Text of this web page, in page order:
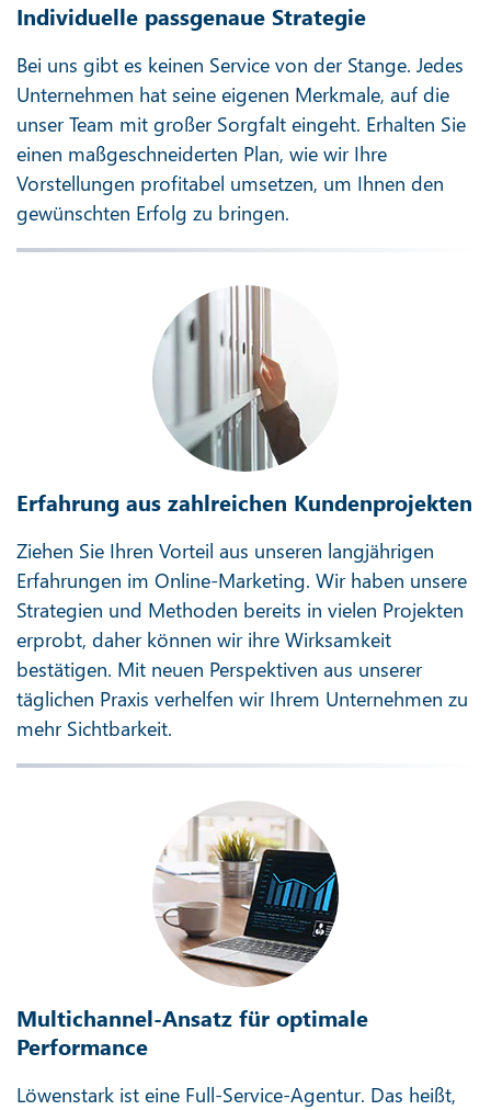
Individuelle passgenaue Strategie
Bei uns gibt es keinen Service von der Stange. Jedes
Unternehmen hat seine eigenen Merkmale, auf die
unser Team mit großer Sorgfalt eingeht. Erhalten Sie
einen maßgeschneiderten Plan, wie wir Ihre
Vorstellungen profitabel umsetzen, um Ihnen den
gewünschten Erfolg zu bringen.
Erfahrung aus zahlreichen Kundenprojekten
Ziehen Sie Ihren Vorteil aus unseren langjährigen
Erfahrungen im Online-Marketing. Wir haben unsere
Strategien und Methoden bereits in vielen Projekten
erprobt, daher können wir ihre Wirksamkeit
bestätigen. Mit neuen Perspektiven aus unserer
täglichen Praxis verhelfen wir Ihrem Unternehmen zu
mehr Sichtbarkeit.
Multichannel-Ansatz für optimale
Performance
Löwenstark ist eine Full-Service-Agentur. Das heißt,